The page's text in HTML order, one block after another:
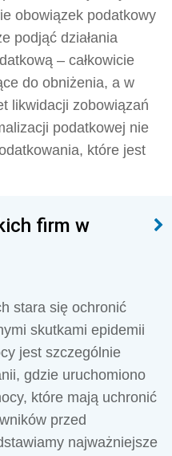
obowiązek podatkowy
podjąć działania
– całkowicie
do obniżenia, a w
likwidacji zobowiązań
podatkowej nie
które jest
firm w
stara się ochronić
skutkami epidemii
jest szczególnie
gdzie uruchomiono
które mają uchronić
przed
najważniejsze